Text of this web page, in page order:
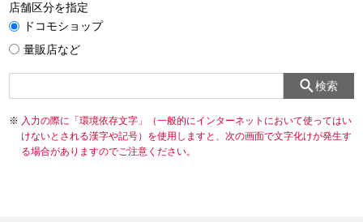
店舗区分を指定
ドコモショップ
量販店など
検索
入力の際に「環境依存文字」（一般的にインターネットにおいて使ってはい
けないとされる漢字や記号）を使用しますと、次の画面で文字化けが発生す
る場合がありますのでご注意ください。